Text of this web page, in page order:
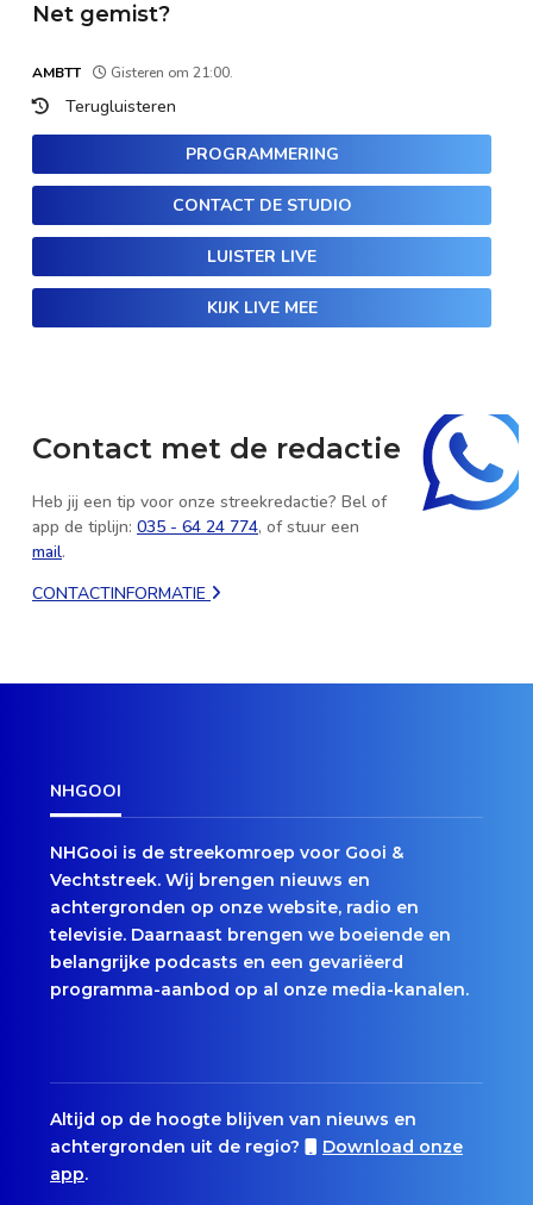
Net gemist?
AMBTT Gisteren om 21:00.
Terugluisteren
PROGRAMMERING
CONTACT DE STUDIO
LUISTER LIVE
KIJK LIVE MEE
Contact met de redactie
Heb jij een tip voor onze streekredactie? Bel of
app de tiplijn: 035 - 64 24 774, of stuur een
mail.
CONTACTINFORMATIE
NHGOOI
NHGooi is de streekomroep voor Gooi &
Vechtstreek. Wij brengen nieuws en
achtergronden op onze website, radio en
televisie. Daarnaast brengen we boeiende en
belangrijke podcasts en een gevariëerd
programma-aanbod op al onze media-kanalen.
Altijd op de hoogte blijven van nieuws en
achtergronden uit de regio?
Download onze
app.